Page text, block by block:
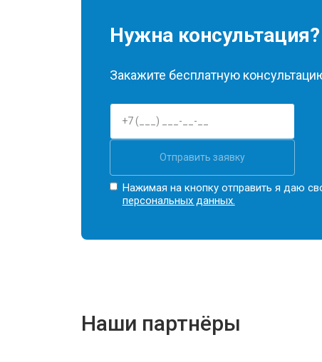
Нужна консультация?
Закажите бесплатную
Отправить заявку
Нажимая на кнопку отправить я даю
персональных данных.
Наши партнёры